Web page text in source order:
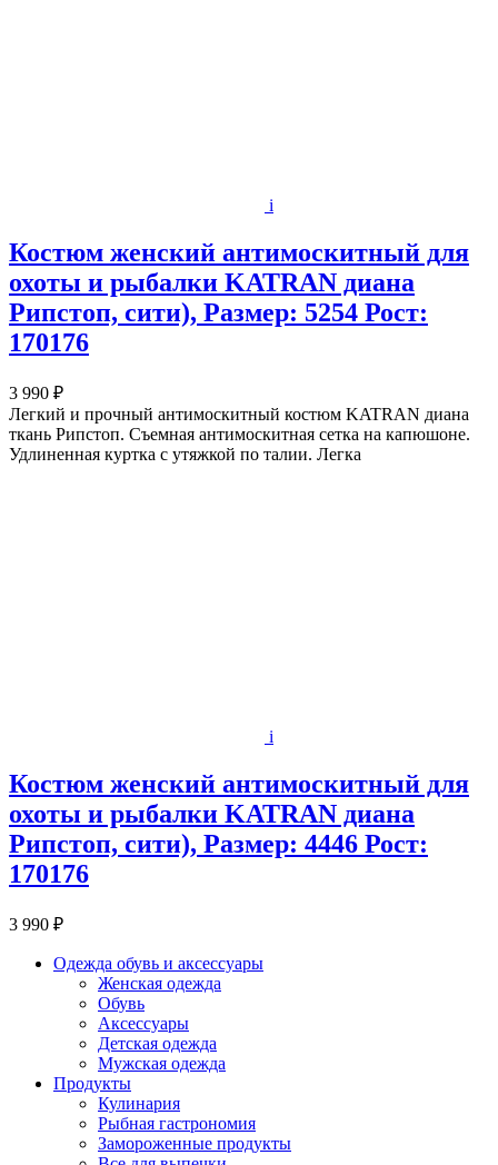
i
Костюм женский антимоскитный для
охоты и рыбалки KATRAN диана
Рипстоп, сити), Размер: 5254 Рост:
170176
3 990 ₽
Легкий и прочный антимоскитный костюм KATRAN диана
ткань Рипстоп. Съемная антимоскитная сетка на капюшоне.
Удлиненная куртка с утяжкой по талии. Легка
i
Костюм женский антимоскитный для
охоты и рыбалки KATRAN диана
Рипстоп, сити), Размер: 4446 Рост:
170176
3 990 ₽
Одежда обувь и аксессуары
Женская одежда
Обувь
Аксессуары
Детская одежда
Мужская одежда
Продукты
Кулинария
Рыбная гастрономия
Замороженные продукты